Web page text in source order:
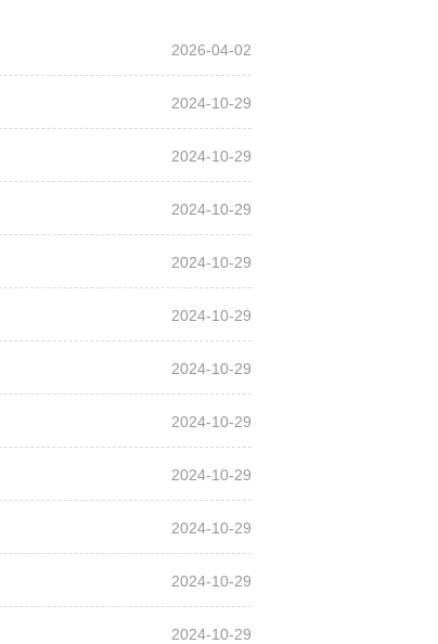
2026-04-02
2024-10-29
2024-10-29
2024-10-29
2024-10-29
2024-10-29
2024-10-29
2024-10-29
2024-10-29
2024-10-29
2024-10-29
2024-10-29